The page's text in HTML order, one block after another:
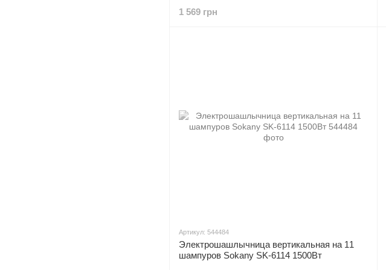
1 569 грн
Артикул: 544484
Электрошашлычница вертикальная на 11
шампуров Sokany SK-6114 1500Вт